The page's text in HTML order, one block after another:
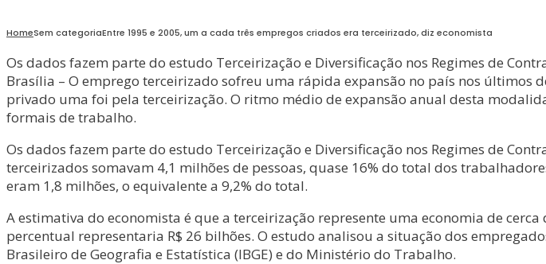
HomeSem categoriaEntre 1995 e 2005, um a cada três empregos criados era terceirizado, diz economista
Os dados fazem parte do estudo Terceirização e Diversificação nos Regimes de
Brasília – O emprego terceirizado sofreu uma rápida expansão no país nos últimos
privado uma foi pela terceirização. O ritmo médio de expansão anual desta
formais de trabalho.
Os dados fazem parte do estudo Terceirização e Diversificação nos Regimes de
terceirizados somavam 4,1 milhões de pessoas, quase 16% do total dos
eram 1,8 milhões, o equivalente a 9,2% do total.
A estimativa do economista é que a terceirização represente uma economia de
percentual representaria R$ 26 bilhões. O estudo analisou a situação dos
Brasileiro de Geografia e Estatística (IBGE) e do Ministério do Trabalho.